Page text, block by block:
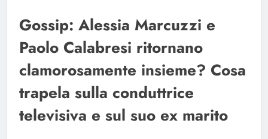
Gossip: Alessia Marcuzzi e
Paolo Calabresi ritornano
clamorosamente insieme? Cosa
trapela sulla conduttrice
televisiva e sul suo ex marito